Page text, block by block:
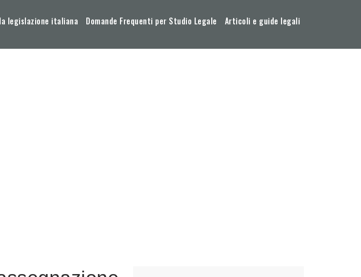
legislazione italiana Domande Frequenti per Studio Legale Articoli e guide legali